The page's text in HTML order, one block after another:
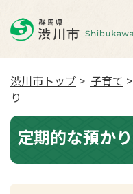
渋川市トップ > 子育て >
り
定期的な預かり